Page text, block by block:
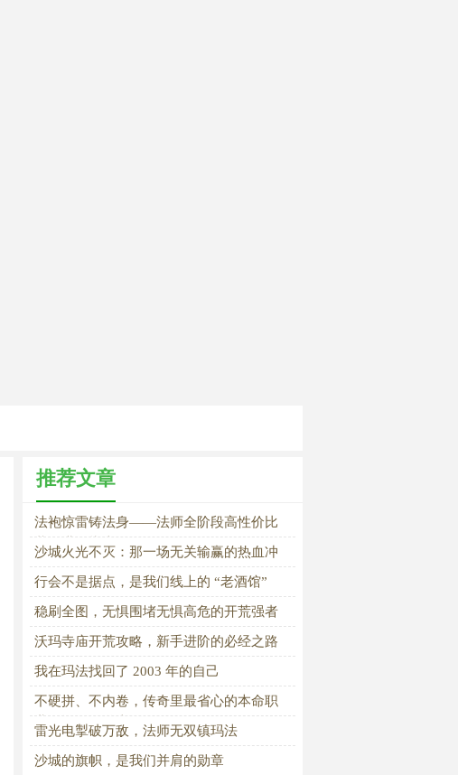
推荐文章
法袍惊雷铸法身——法师全阶段高性价比
装备搭配指南
沙城火光不灭：那一场无关输赢的热血冲
锋
行会不是据点，是我们线上的 “老酒馆”
稳刷全图，无惧围堵无惧高危的开荒强者
沃玛寺庙开荒攻略，新手进阶的必经之路
我在玛法找回了 2003 年的自己
不硬拼、不内卷，传奇里最省心的本命职
业，还得是道士
雷光电掣破万敌，法师无双镇玛法
沙城的旗帜，是我们并肩的勋章